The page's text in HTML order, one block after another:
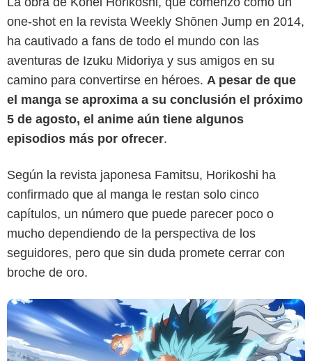
one-shot en la revista Weekly Shōnen Jump en 2014,
ha cautivado a fans de todo el mundo con las
aventuras de Izuku Midoriya y sus amigos en su
camino para convertirse en héroes. A pesar de que
el manga se aproxima a su conclusión el próximo
5 de agosto, el anime aún tiene algunos
episodios más por ofrecer.
Según la revista japonesa Famitsu, Horikoshi ha
confirmado que al manga le restan solo cinco
capítulos, un número que puede parecer poco o
mucho dependiendo de la perspectiva de los
seguidores, pero que sin duda promete cerrar con
broche de oro.
Crunchyroll